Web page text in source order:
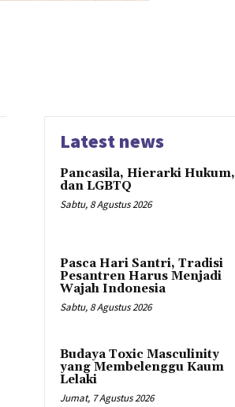
Latest news
Pancasila, Hierarki Hukum,
dan LGBTQ
Sabtu, 8 Agustus 2026
Pasca Hari Santri, Tradisi
Pesantren Harus Menjadi
Wajah Indonesia
Sabtu, 8 Agustus 2026
Budaya Toxic Masculinity
yang Membelenggu Kaum
Lelaki
Jumat, 7 Agustus 2026